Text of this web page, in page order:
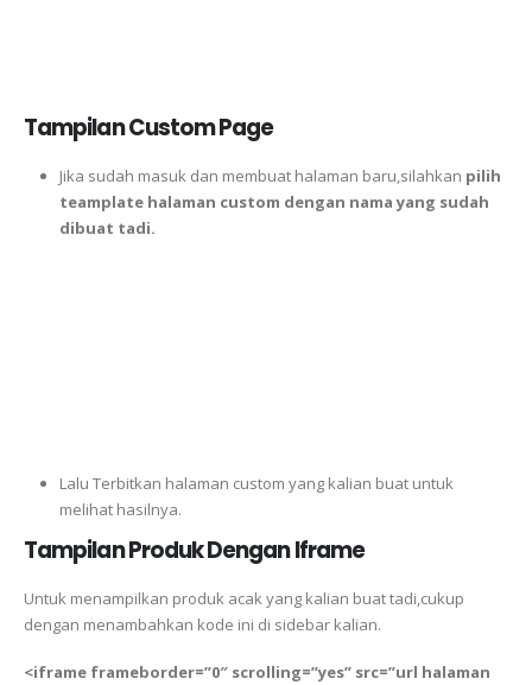
Tampilan Custom Page
Jika sudah masuk dan membuat halaman baru,silahkan pilih
teamplate halaman custom dengan nama yang sudah
dibuat tadi.
Lalu Terbitkan halaman custom yang kalian buat untuk
melihat hasilnya.
Tampilan Produk Dengan Iframe
Untuk menampilkan produk acak yang kalian buat tadi,cukup
dengan menambahkan kode ini di sidebar kalian.
<iframe frameborder=”0″ scrolling=”yes” src=”url halaman